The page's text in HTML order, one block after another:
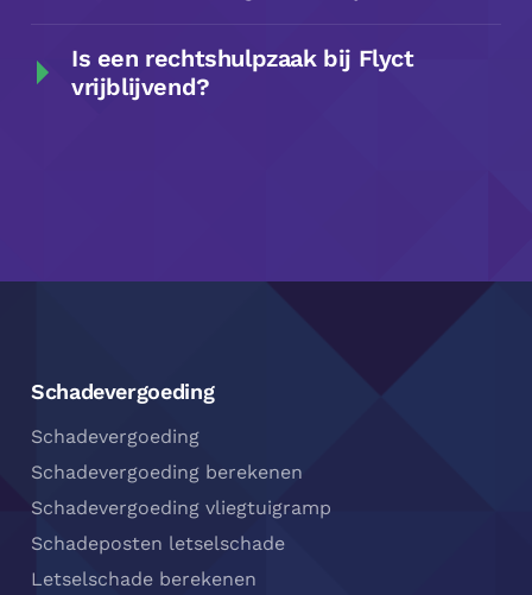
Is een rechtshulpzaak bij Flyct
vrijblijvend?
Schadevergoeding
Schadevergoeding
Schadevergoeding berekenen
Schadevergoeding vliegtuigramp
Schadeposten letselschade
Letselschade berekenen